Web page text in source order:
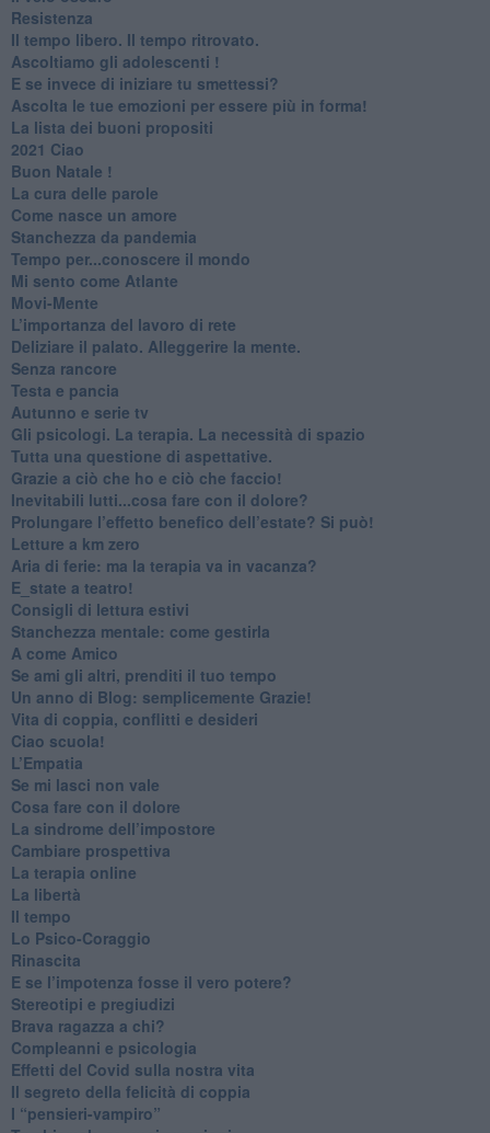
Resistenza
​Il tempo libero. Il tempo ritrovato.
Ascoltiamo gli adolescenti !
​E se invece di iniziare tu smettessi?
​Ascolta le tue emozioni per essere più in forma!
​La lista dei buoni propositi
2021 Ciao
Buon Natale !
​La cura delle parole
​Come nasce un amore
Stanchezza da pandemia
​Tempo per...conoscere il mondo
​Mi sento come Atlante
​Movi-Mente
​L’importanza del lavoro di rete
​Deliziare il palato. Alleggerire la mente.
​Senza rancore
​Testa e pancia
​Autunno e serie tv
​Gli psicologi. La terapia. La necessità di spazio
​Tutta una questione di aspettative.
​Grazie a ciò che ho e ciò che faccio!
​Inevitabili lutti...cosa fare con il dolore?
Prolungare l’effetto benefico dell’estate? Si può!
​Letture a km zero
​Aria di ferie: ma la terapia va in vacanza?
​E_state a teatro!
​Consigli di lettura estivi
​Stanchezza mentale: come gestirla
​A come Amico
​Se ami gli altri, prenditi il tuo tempo
​Un anno di Blog: semplicemente Grazie!
​Vita di coppia, conflitti e desideri
​Ciao scuola!
​L’Empatia
​Se mi lasci non vale
Cosa fare con il dolore
​La sindrome dell’impostore
​Cambiare prospettiva
La terapia online
La libertà
​Il tempo
​Lo Psico-Coraggio
Rinascita
​E se l’impotenza fosse il vero potere?
Stereotipi e pregiudizi
​Brava ragazza a chi?
​Compleanni e psicologia
Effetti del Covid sulla nostra vita
Il segreto della felicità di coppia
​I “pensieri-vampiro”